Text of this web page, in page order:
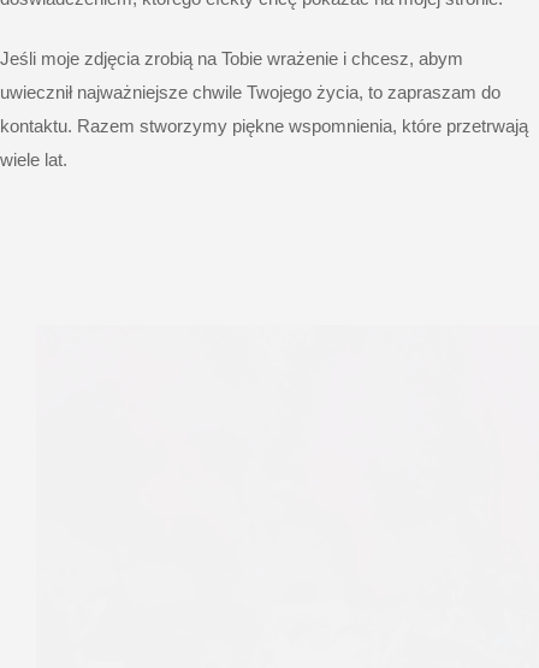
Jeśli moje zdjęcia zrobią na Tobie wrażenie i chcesz, abym
uwiecznił najważniejsze chwile Twojego życia, to zapraszam do
kontaktu. Razem stworzymy piękne wspomnienia, które przetrwają
wiele lat.